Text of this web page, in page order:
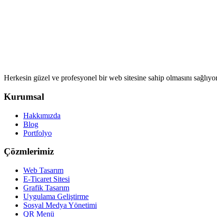
Herkesin güzel ve profesyonel bir web sitesine sahip olmasını
Kurumsal
Hakkımızda
Blog
Portfolyo
Çözmlerimiz
Web Tasarım
E-Ticaret Sitesi
Grafik Tasarım
Uygulama Geliştirme
Sosyal Medya Yönetimi
QR Menü